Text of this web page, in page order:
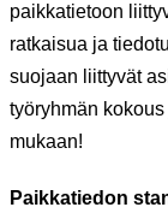
paikkatietoon
ratkaisua ja
suojaan liittyvät
työryhmän
mukaan!
Paikkatiedon